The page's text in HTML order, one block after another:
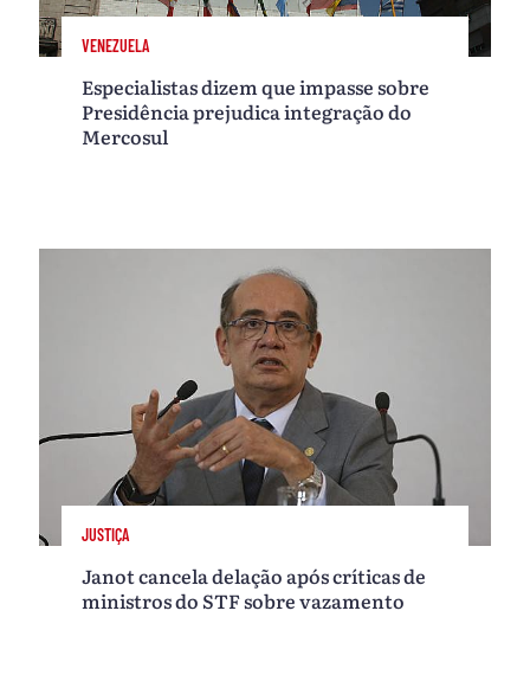
VENEZUELA
Especialistas dizem que impasse sobre
Presidência prejudica integração do
Mercosul
JUSTIÇA
Janot cancela delação após críticas de
ministros do STF sobre vazamento